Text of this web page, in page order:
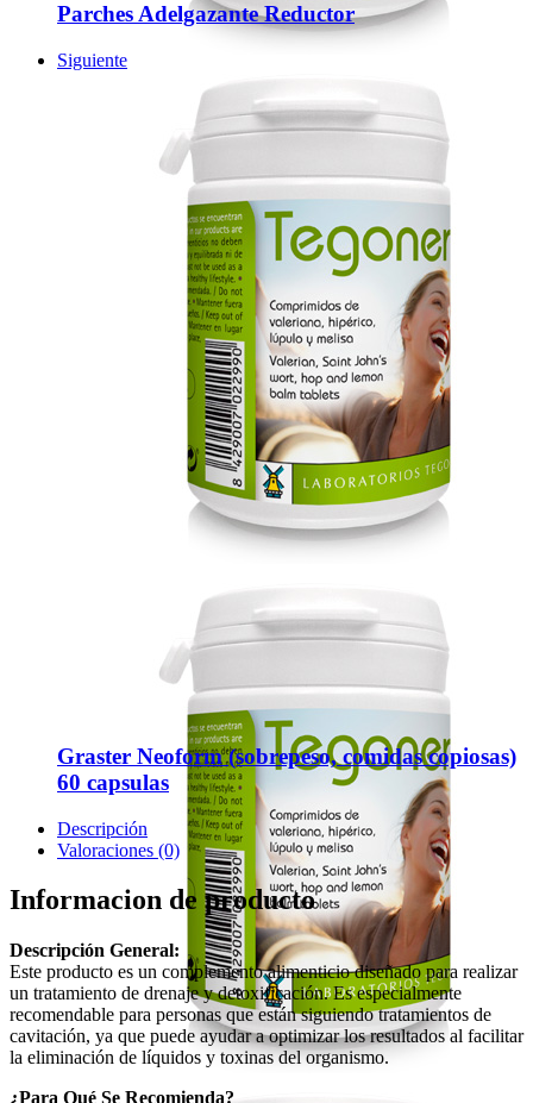
Parches Adelgazante Reductor
Siguiente
Graster Neoform (sobrepeso, comidas copiosas)
60 capsulas
Descripción
Valoraciones (0)
Informacion de producto
Descripción General:
Este producto es un complemento alimenticio diseñado para realizar
un tratamiento de drenaje y detoxificación. Es especialmente
recomendable para personas que están siguiendo tratamientos de
cavitación, ya que puede ayudar a optimizar los resultados al facilitar
la eliminación de líquidos y toxinas del organismo.
¿Para Qué Se Recomienda?